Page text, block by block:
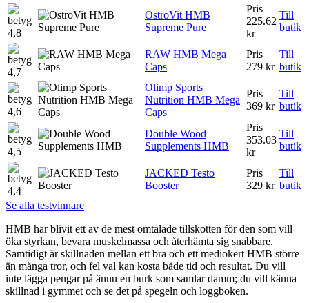
4,8
OstroVit HMB
Supreme Pure
Pris
225.62
kr
Till
butik
4,7
RAW HMB Mega
Caps
Pris
279 kr
Till
butik
4,6
Olimp Sports
Nutrition HMB Mega
Caps
Pris
369 kr
Till
butik
4,5
Double Wood
Supplements HMB
Pris
353.03
kr
Till
butik
4,4
JACKED Testo
Booster
Pris
329 kr
Till
butik
Se alla testvinnare
HMB har blivit ett av de mest omtalade tillskotten för den som vill
öka styrkan, bevara muskelmassa och återhämta sig snabbare.
Samtidigt är skillnaden mellan ett bra och ett mediokert HMB större
än många tror, och fel val kan kosta både tid och resultat. Du vill
inte lägga pengar på ännu en burk som samlar damm; du vill känna
skillnad i gymmet och se det på spegeln och loggboken.